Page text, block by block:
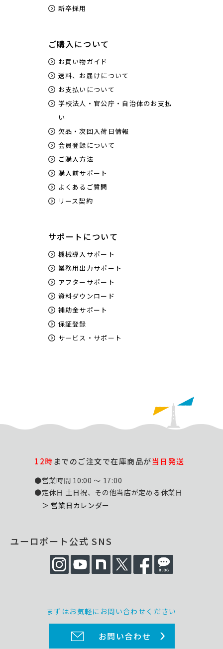
新卒採用
ご購入について
お買い物ガイド
送料、お届けについて
お支払いについて
学校法人・官公庁・自治体のお支払
い
欠品・次回入荷日情報
会員登録について
ご購入方法
購入前サポート
よくあるご質問
リース契約
サポートについて
機械導入サポート
業務用出力サポート
アフターサポート
資料ダウンロード
補助金サポート
保証登録
サービス・サポート
12時までのご注文で在庫商品が当日発送
●営業時間 10:00 ～ 17:00
●定休日 土日祝、その他当店が定める休業日
＞ 営業日カレンダー
ユーロポート公式 SNS
まずはお気軽にお問い合わせください
お問い合わせ